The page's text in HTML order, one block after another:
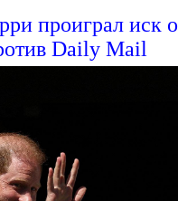
проиграл иск о
Daily Mail